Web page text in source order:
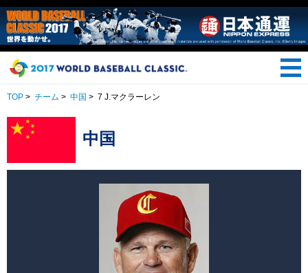
TOP > チーム > 中国 > 7 J.マクラーレン
中国